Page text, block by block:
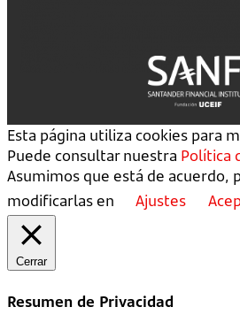
Esta página utiliza cookies para
Puede consultar nuestra Política
Asumimos que está de acuerdo,
modificarlas en
Ajustes
Cerrar
Resumen de Privacidad